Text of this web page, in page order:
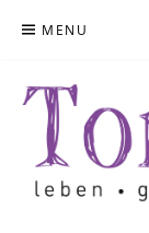
MENU